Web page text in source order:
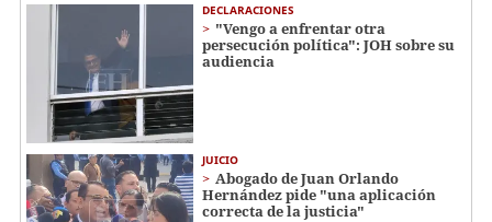
DECLARACIONES
"Vengo a enfrentar otra
persecución política": JOH sobre su
audiencia
JUICIO
Abogado de Juan Orlando
Hernández pide "una aplicación
correcta de la justicia"